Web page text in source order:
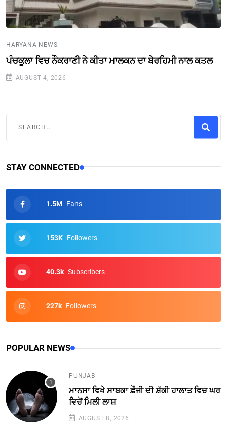
HARYANA NEWS
ਪੰਚਕੂਲਾ ਵਿਚ ਨੌਕਰਾਣੀ ਨੇ ਕੀਤਾ ਮਾਲਕਨ ਦਾ ਬੇਰਹਿਮੀ ਨਾਲ ਕਤਲ
AUGUST 4, 2026
STAY CONNECTED
1.5M Fans
153K Followers
40.3k Subscribers
227k Followers
POPULAR NEWS
PUNJAB
ਮਾਨਸਾ ਵਿਖੇ ਸਾਬਕਾ ਫ਼ੌਜੀ ਦੀ ਸ਼ੱਕੀ ਹਾਲਾਤ ਵਿਚ ਘਰ
ਵਿਚੋਂ ਮਿਲੀ ਲਾਸ਼
AUGUST 8, 2026